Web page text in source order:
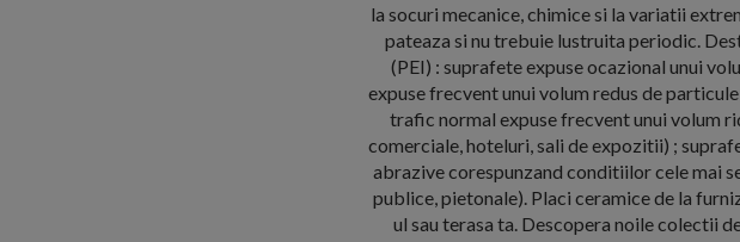
la socuri mecanice, chimice si la variatii
pateaza si nu trebuie lustruita periodic.
(PEI) : suprafete expuse ocazional unui
expuse frecvent unui volum redus de
trafic normal expuse frecvent unui volum
comerciale, hoteluri, sali de expozitii) ;
abrazive corespunzand conditiilor cele mai
publice, pietonale). Placi ceramice de la
ul sau terasa ta. Descopera noile colectii